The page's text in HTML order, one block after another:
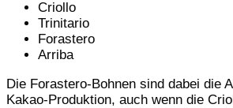
Criollo
Trinitario
Forastero
Arriba
Die Forastero-Bohnen sind dabei die
Kakao-Produktion, auch wenn die